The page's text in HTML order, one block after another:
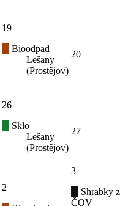
19
Bioodpad
Lešany
(Prostějov)
20
26
Sklo
Lešany
(Prostějov)
27
2
3
Shrabky z
ČOV